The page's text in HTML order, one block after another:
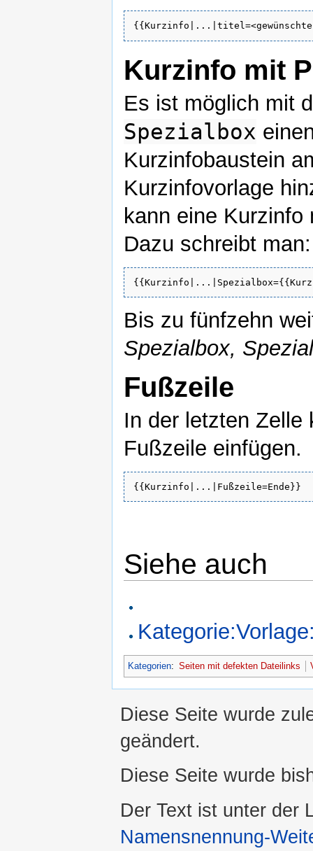
Kurzinfo mit
Es ist möglich mit
Spezialbox
Kurzinfobaustein
Kurzinfovorlage
kann eine
Dazu schreibt man:
Bis zu fünfzehn
Spezialbox,
Fußzeile
In der letzten Zelle
Fußzeile einfügen.
{{Kurzinfo|...|Fußzeile=Ende}}
Siehe auch
Kategorien: Seiten mit defekten Dateilinks
Diese Seite wurde
geändert.
Diese Seite wurde
Der Text ist unter der
Namensnennung-